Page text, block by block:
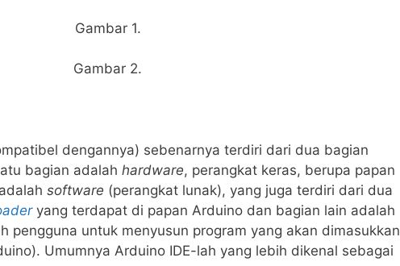
Gambar 1.
Gambar 2.
dengannya) sebenarnya terdiri dari dua bagian
bagian adalah hardware, perangkat keras, berupa papan
software (perangkat lunak), yang juga terdiri dari dua
yang terdapat di papan Arduino dan bagian lain adalah
pengguna untuk menyusun program yang akan dimasukkan
Umumnya Arduino IDE-lah yang lebih dikenal sebagai